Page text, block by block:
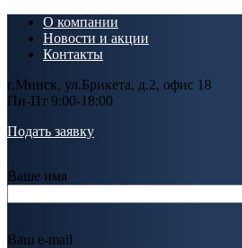
О компании
Новости и акции
Контакты
г.Минск, ул.Брикета, д.2, офис 18
Пн-Пт 9:00-18:00
Подать заявку
Ваше имя
Ваш e-mail